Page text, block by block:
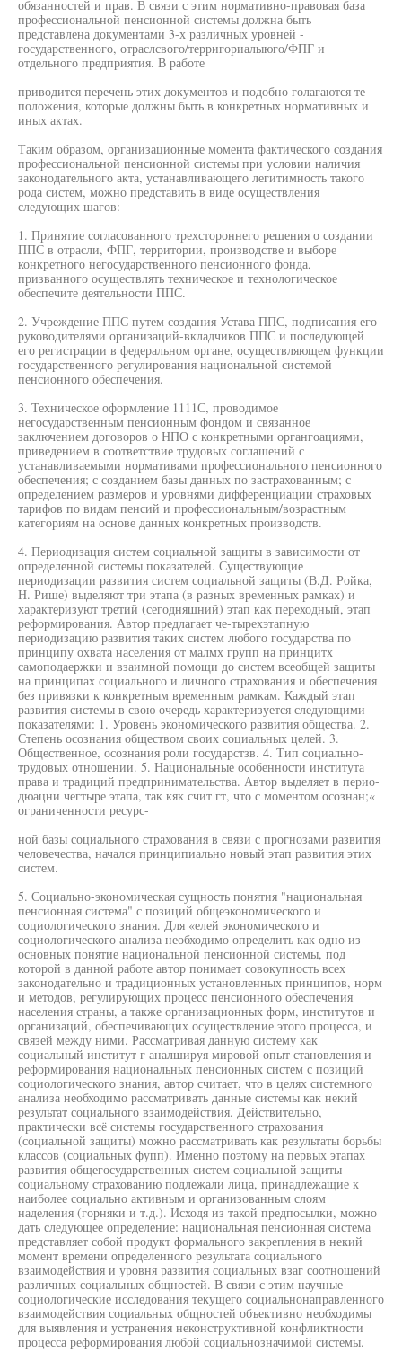
обязанностей и прав. В связи с этим нормативно-правовая база
профессиональной пенсионной системы должна быть
представлена документами 3-х различных уровней -
государственного, отраслсвого/терригориалыюго/ФПГ и
отдельного предприятия. В работе
приводится перечень этих документов и подобно голагаются те
положения, которые должны быть в конкретных нормативных и
иных актах.
Таким образом, организационные момента фактического создания
профессиональной пенсионной системы при условии наличия
законодательного акта, устанавливающего легитимность такого
рода систем, можно представить в виде осуществления
следующих шагов:
1. Принятие согласованного трехстороннего решения о создании
ППС в отрасли, ФПГ, территории, производстве и выборе
конкретного негосударственного пенсионного фонда,
призванного осуществлять техническое и технологическое
обеспечите деятельности ППС.
2. Учреждение ППС путем создания Устава ППС, подписания его
руководителями организаций-вкладчиков ППС и последующей
его регистрации в федеральном органе, осуществляющем функции
государственного регулирования национальной системой
пенсионного обеспечения.
3. Техническое оформление 1111С, проводимое
негосударственным пенсионным фондом и связанное
заключением договоров о НПО с конкретными органгоациями,
приведением в соответствие трудовых соглашений с
устанавливаемыми нормативами профессионального пенсионного
обеспечения; с созданием базы данных по застрахованным; с
определением размеров и уровнями дифференциации страховых
тарифов по видам пенсий и профессиональным/возрастным
категориям на основе данных конкретных производств.
4. Периодизация систем социальной защиты в зависимости от
определенной системы показателей. Существующие
периодизации развития систем социальной защиты (В.Д. Ройка,
Н. Рише) выделяют три этапа (в разных временных рамках) и
характеризуют третий (сегодняшний) этап как переходный, этап
реформирования. Автор предлагает че-тырехэтапную
периодизацию развития таких систем любого государства по
принципу охвата населения от малмх групп на принцитх
самоподаержки и взаимной помощи до систем всеобщей защиты
на принципах социального и личного страхования и обеспечения
без привязки к конкретным временным рамкам. Каждый этап
развития системы в свою очередь характеризуется следующими
показателями: 1. Уровень экономического развития общества. 2.
Степень осознания обществом своих социальных целей. 3.
Общественное, осознания роли государстзв. 4. Тип социально-
трудовых отношении. 5. Национальные особенности института
права и традиций предпринимательства. Автор выделяет в перио-
дюацни чегтыре этапа, так кяк счит гт, что с моментом осознан;«
ограниченности ресурс-
ной базы социального страхования в связи с прогнозами развития
человечества, начался принципиально новый этап развития этих
систем.
5. Социально-экономическая сущность понятия "национальная
пенсионная система" с позиций общеэкономического и
социологического знания. Для «елей экономического и
социологического анализа необходимо определить как одно из
основных понятие национальной пенсионной системы, под
которой в данной работе автор понимает совокупность всех
законодательно и традиционных установленных принципов, норм
и методов, регулирующих процесс пенсионного обеспечения
населения страны, а также организационных форм, институтов и
организаций, обеспечивающих осуществление этого процесса, и
связей между ними. Рассматривая данную систему как
социальный институт г аналшируя мировой опыт становления и
реформирования национальных пенсионных систем с позиций
социологического знания, автор считает, что в целях системного
анализа необходимо рассматривать данные системы как некий
результат социального взаимодействия. Действительно,
практически всё системы государственного страхования
(социальной защиты) можно рассматривать как результаты борьбы
классов (социальных фупп). Именно поэтому на первых этапах
развития общегосударственных систем социальной защиты
социальному страхованию подлежали лица, принадлежащие к
наиболее социально активным и организованным слоям
наделения (горняки и т.д.). Исходя из такой предпосылки, можно
дать следующее определение: национальная пенсионная система
представляет собой продукт формального закрепления в некий
момент времени определенного результата социального
взаимодействия и уровня развития социальных взаг соотношений
различных социальных общностей. В связи с этим научные
социологические исследования текущего социальнонаправленного
взаимодействия социальных общностей объективно необходимы
для выявления и устранения неконструктивной конфликтности
процесса реформирования любой социальнозначимой системы.